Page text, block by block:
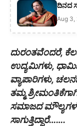
ದಿನದ
Aug 3,
ದುರಂತವೆಂದರೆ,
ಉದ್ಯಮಿಗಳು,
ವ್ಯಾಪಾರಿಗಳು,
ತಮ್ಮ
ಸಮಾಜದ
ಸಾಗುತ್ತಿದ್ದಾರೆ…….